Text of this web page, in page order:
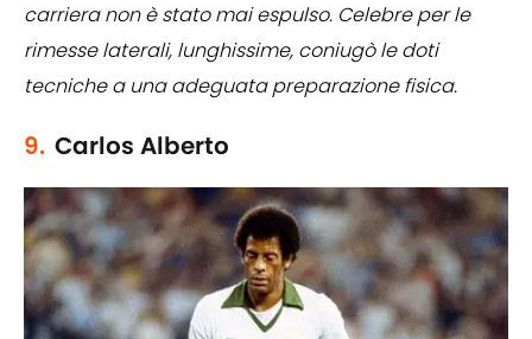
carriera non è stato mai espulso. Celebre per le
rimesse laterali, lunghissime, coniugò le doti
tecniche a una adeguata preparazione fisica.
9. Carlos Alberto